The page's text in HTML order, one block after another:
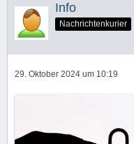
Info
Nachrichtenkurier
29. Oktober 2024 um 10:19